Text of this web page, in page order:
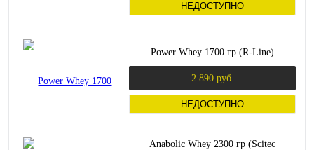
НЕДОСТУПНО
Power Whey 1700 гр (R-Line)
2 890 руб.
НЕДОСТУПНО
Anabolic Whey 2300 гр (Scitec